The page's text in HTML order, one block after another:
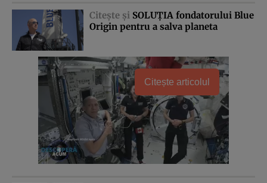
Citeşte şi SOLUŢIA fondatorului Blue
Origin pentru a salva planeta
Citește articolul